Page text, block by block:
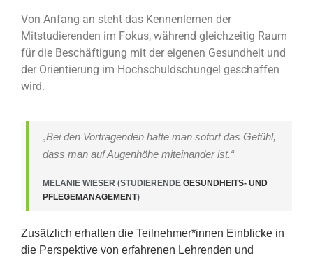
Von Anfang an steht das Kennenlernen der
Mitstudierenden im Fokus, während gleichzeitig Raum
für die Beschäftigung mit der eigenen Gesundheit und
der Orientierung im Hochschuldschungel geschaffen
wird.
„Bei den Vortragenden hatte man sofort das Gefühl,
dass man auf Augenhöhe miteinander ist.“
MELANIE WIESER (STUDIERENDE GESUNDHEITS- UND
PFLEGEMANAGEMENT)
Zusätzlich erhalten die Teilnehmer*innen Einblicke in
die Perspektive von erfahrenen Lehrenden und